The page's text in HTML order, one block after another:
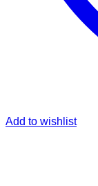
Add to wishlist